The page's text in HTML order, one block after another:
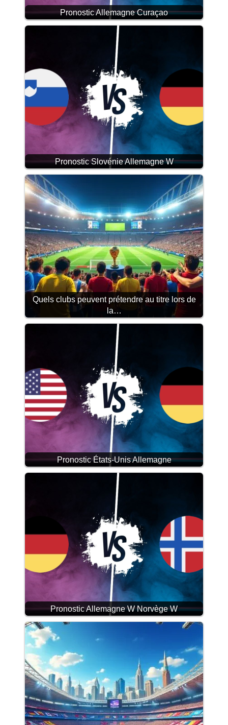
Pronostic Allemagne Curaçao
Pronostic Slovénie Allemagne W
Quels clubs peuvent prétendre au titre lors de
la…
Pronostic États-Unis Allemagne
Pronostic Allemagne W Norvège W